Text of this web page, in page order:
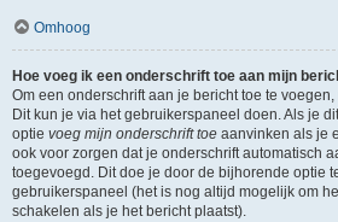
Omhoog
Hoe voeg ik een onderschrift toe aan mijn
Om een onderschrift aan je bericht toe te
Dit kun je via het gebruikerspaneel doen. Als je
optie voeg mijn onderschrift toe aanvinken als je
ook voor zorgen dat je onderschrift automatisch
toegevoegd. Dit doe je door de bijhorende optie
gebruikerspaneel (het is nog altijd mogelijk om
schakelen als je het bericht plaatst).